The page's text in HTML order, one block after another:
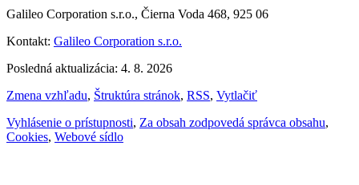
Galileo Corporation s.r.o., Čierna Voda 468, 925 06
Kontakt: Galileo Corporation s.r.o.
Posledná aktualizácia: 4. 8. 2026
Zmena vzhľadu, Štruktúra stránok, RSS, Vytlačiť
Vyhlásenie o prístupnosti, Za obsah zodpovedá správca obsahu,
Cookies, Webové sídlo